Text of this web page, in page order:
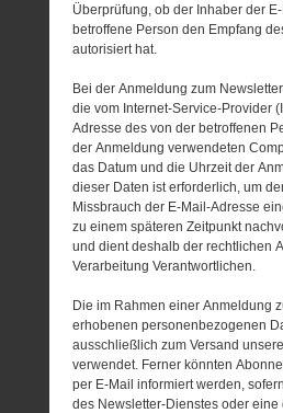
Überprüfung, ob der Inhaber der
betroffene Person den Empfang
autorisiert hat.
Bei der Anmeldung zum
die vom Internet-Service-Provider
Adresse des von der betroffenen
der Anmeldung verwendeten
das Datum und die Uhrzeit der
dieser Daten ist erforderlich, um
Missbrauch der E-Mail-Adresse
zu einem späteren Zeitpunkt
und dient deshalb der rechtlichen
Verarbeitung Verantwortlichen.
Die im Rahmen einer Anmeldung
erhobenen personenbezogenen
ausschließlich zum Versand
verwendet. Ferner könnten
per E-Mail informiert werden,
des Newsletter-Dienstes oder